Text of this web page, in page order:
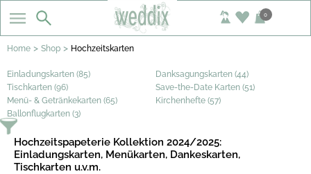
0
Home > Shop > Hochzeitskarten
Einladungskarten (85)
Danksagungskarten (44)
Tischkarten (96)
Save-the-Date Karten (51)
Menü- & Getränkekarten (65)
Kirchenhefte (57)
Ballonflugkarten (3)
Hochzeitspapeterie Kollektion 2024/2025:
Einladungskarten, Menükarten, Dankeskarten,
Tischkarten u.v.m.